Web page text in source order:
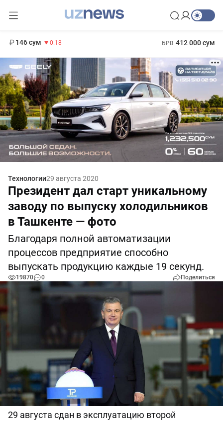
11 916 сум 28.92 МРОТ 1 271 000 сум
Технологии29 августа 2020
Президент дал старт уникальному
заводу по выпуску холодильников
в Ташкенте — фото
Благодаря полной автоматизации
процессов предприятие способно
выпускать продукцию каждые 19 секунд.
19870 0 Поделиться
29 августа сдан в эксплуатацию второй